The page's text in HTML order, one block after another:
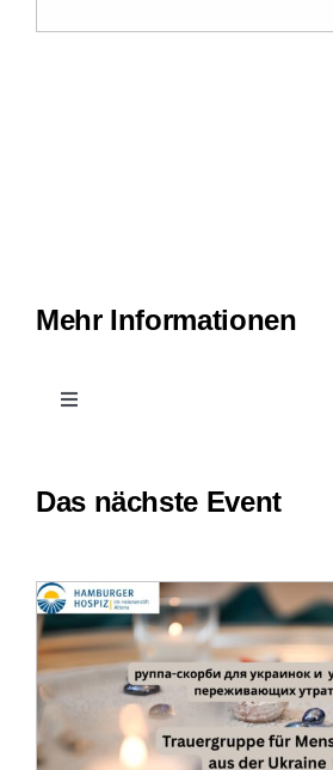
Mehr Informationen
Toggle
Erfahrungsberichte
Downloads
Das nächste Event